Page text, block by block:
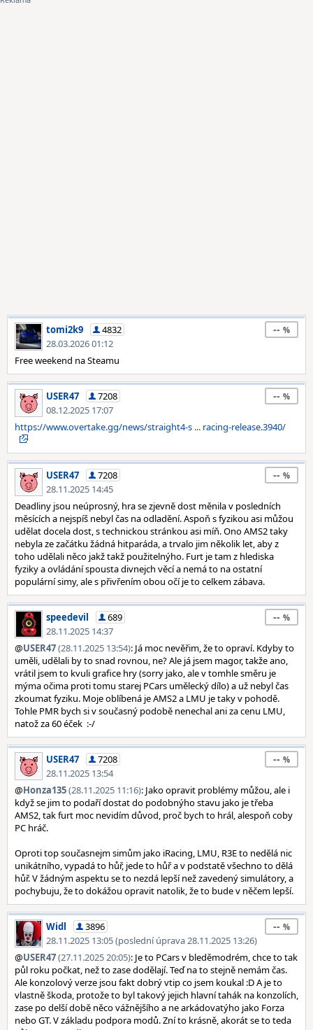
tomi2k9
4832
28.03.2026 01:12
--
Free weekend na Steamu
USER47
7208
08.12.2025 17:07
--
https://www.overtake.gg/news/straight4-s ... racing-release.3940/
USER47
7208
28.11.2025 14:45
--
Deadliny jsou neúprosný, hra se zjevně dost měnila v posledních
měsících a nejspíš nebyl čas na odladění. Aspoň s fyzikou asi můžou
udělat docela dost, s technickou stránkou asi míň. Ono AMS2 taky
nebyla ze začátku žádná hitparáda, a trvalo jim několik let, aby z
toho udělali něco jakž takž použitelnýho. Furt je tam z hlediska
fyziky a ovládání spousta divnejch věcí a nemá to na ostatní
populární simy, ale s přivřením obou očí je to celkem zábava.
speedevil
689
28.11.2025 14:37
--
@USER47(28.11.2025 13:54): Já moc nevěřim, že to opraví. Kdyby to
uměli, udělali by to snad rovnou, ne? Ale já jsem magor, takže ano,
vrátil jsem to kvuli grafice hry (sorry jako, ale v tomhle směru je
mýma očima proti tomu starej PCars umělecký dílo) a už nebyl čas
zkoumat fyziku. Moje oblíbená je AMS2 a LMU je taky v pohodě.
Tohle PMR bych si v současný podobě nenechal ani za cenu LMU,
natož za 60 éček :-/
USER47
7208
28.11.2025 13:54
--
@Honza135(28.11.2025 11:16): Jako opravit problémy můžou, ale i
když se jim to podaří dostat do podobnýho stavu jako je třeba
AMS2, tak furt moc nevidím důvod, proč bych to hrál, alespoň coby
PC hráč.
Oproti top současnejm simům jako iRacing, LMU, R3E to nedělá nic
unikátního, vypadá to hůř, jede to hůř a v podstatě všechno to dělá
hůř. V žádným aspektu se to nezdá lepší než zavedený simulátory, a
pochybuju, že to dokážou opravit natolik, že to bude v něčem lepší.
Widl
3896
28.11.2025 13:05 (poslední úprava 28.11.2025 13:26)
--
@USER47(27.11.2025 20:05): Je to PCars v bleděmodrém, chce to tak
půl roku počkat, než to zase dodělají. Teď na to stejně nemám čas.
Ale konzolový verze jsou fakt dobrý vtip co jsem koukal :D A je to
vlastně škoda, protože to byl takový jejich hlavní tahák na konzolích,
zase po delší době něco vážnějšího a ne arkádovatýho jako Forza
nebo GT. V základu podpora modů. Zní to krásně, akorát se to teda